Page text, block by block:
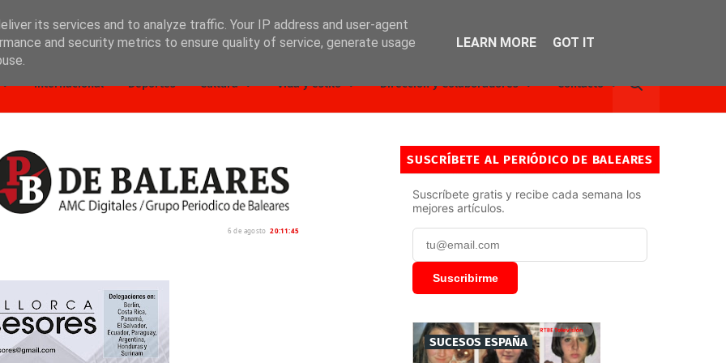
Internacional Deportes Cultura Vida y estilo Dirección y Colaboradores Contacto
6 de agosto 20:11:46
SUSCRÍBETE AL PERIÓDICO DE BALEARES
Suscríbete gratis y recibe cada semana los
mejores artículos.
Suscribirme
SUCESOS ESPAÑA
its services and to analyze traffic. Your IP address and user-agent
and security metrics to ensure quality of service, generate usage
LEARN MORE GOT IT